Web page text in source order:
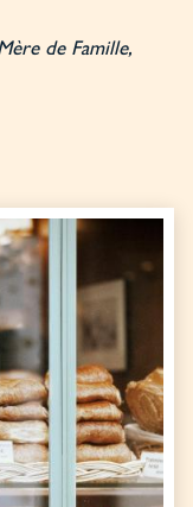
de Famille,